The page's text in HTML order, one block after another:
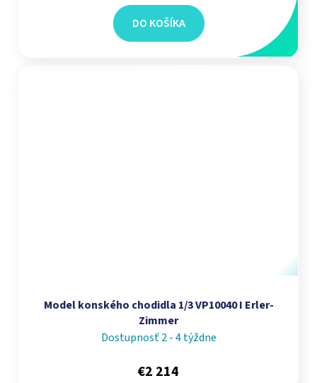
DO KOŠÍKA
Model konského chodidla 1/3 VP10040 I Erler-
Zimmer
Dostupnosť 2 - 4 týždne
€2 214